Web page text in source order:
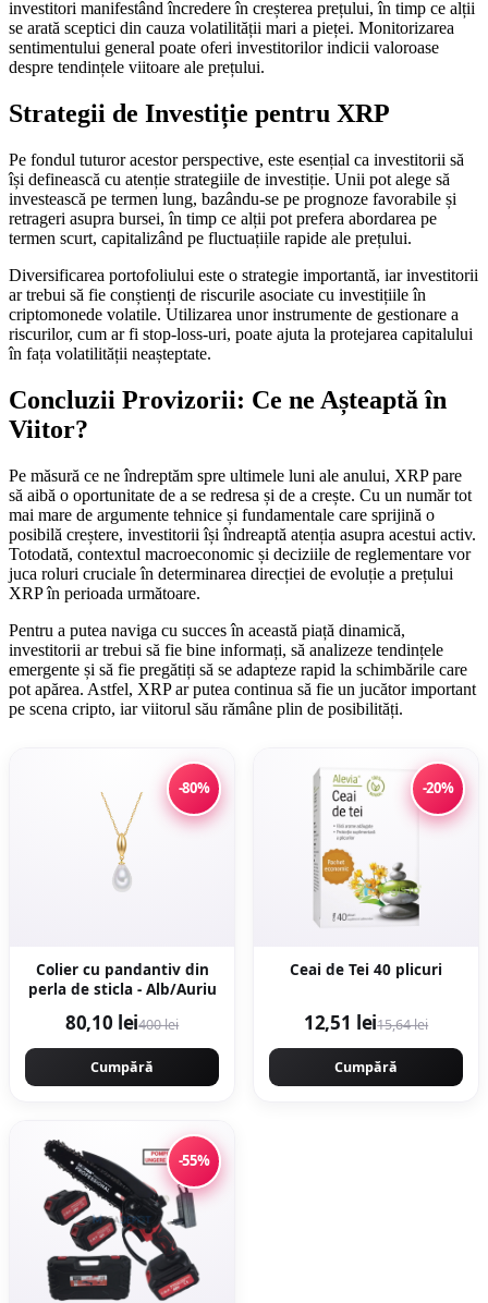
investitori manifestând încredere în creșterea prețului, în timp ce alții
se arată sceptici din cauza volatilității mari a pieței. Monitorizarea
sentimentului general poate oferi investitorilor indicii valoroase
despre tendințele viitoare ale prețului.
Strategii de Investiție pentru XRP
Pe fondul tuturor acestor perspective, este esențial ca investitorii să
își definească cu atenție strategiile de investiție. Unii pot alege să
investească pe termen lung, bazându-se pe prognoze favorabile și
retrageri asupra bursei, în timp ce alții pot prefera abordarea pe
termen scurt, capitalizând pe fluctuațiile rapide ale prețului.
Diversificarea portofoliului este o strategie importantă, iar investitorii
ar trebui să fie conștienți de riscurile asociate cu investițiile în
criptomonede volatile. Utilizarea unor instrumente de gestionare a
riscurilor, cum ar fi stop-loss-uri, poate ajuta la protejarea capitalului
în fața volatilității neașteptate.
Concluzii Provizorii: Ce ne Așteaptă în
Viitor?
Pe măsură ce ne îndreptăm spre ultimele luni ale anului, XRP pare
să aibă o oportunitate de a se redresa și de a crește. Cu un număr tot
mai mare de argumente tehnice și fundamentale care sprijină o
posibilă creștere, investitorii își îndreaptă atenția asupra acestui activ.
Totodată, contextul macroeconomic și deciziile de reglementare vor
juca roluri cruciale în determinarea direcției de evoluție a prețului
XRP în perioada următoare.
Pentru a putea naviga cu succes în această piață dinamică,
investitorii ar trebui să fie bine informați, să analizeze tendințele
emergente și să fie pregătiți să se adapteze rapid la schimbările care
pot apărea. Astfel, XRP ar putea continua să fie un jucător important
pe scena cripto, iar viitorul său rămâne plin de posibilități.
-80%
Colier cu pandantiv din
perla de sticla - Alb/Auriu
80,10 lei400 lei
Cumpără
-20%
Ceai de Tei 40 plicuri
12,51 lei15,64 lei
Cumpără
-55%